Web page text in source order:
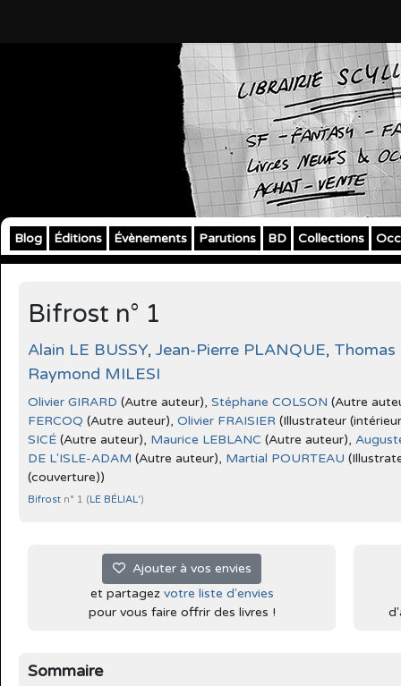
Blog Éditions Évènements Parutions BD Collections
Bifrost n° 1
Alain LE BUSSY, Jean-Pierre PLANQUE, Thomas
Raymond MILESI
Olivier GIRARD (Autre auteur), Stéphane COLSON (Autre
FERCOQ (Autre auteur), Olivier FRAISIER (Illustrateur
SICÉ (Autre auteur), Maurice LEBLANC (Autre auteur),
DE L'ISLE-ADAM (Autre auteur), Martial POURTEAU
(couverture))
Bifrost n° 1 (LE BÉLIAL')
Ajouter à vos envies
et partagez votre liste d'envies
pour vous faire offrir des livres !
Sommaire